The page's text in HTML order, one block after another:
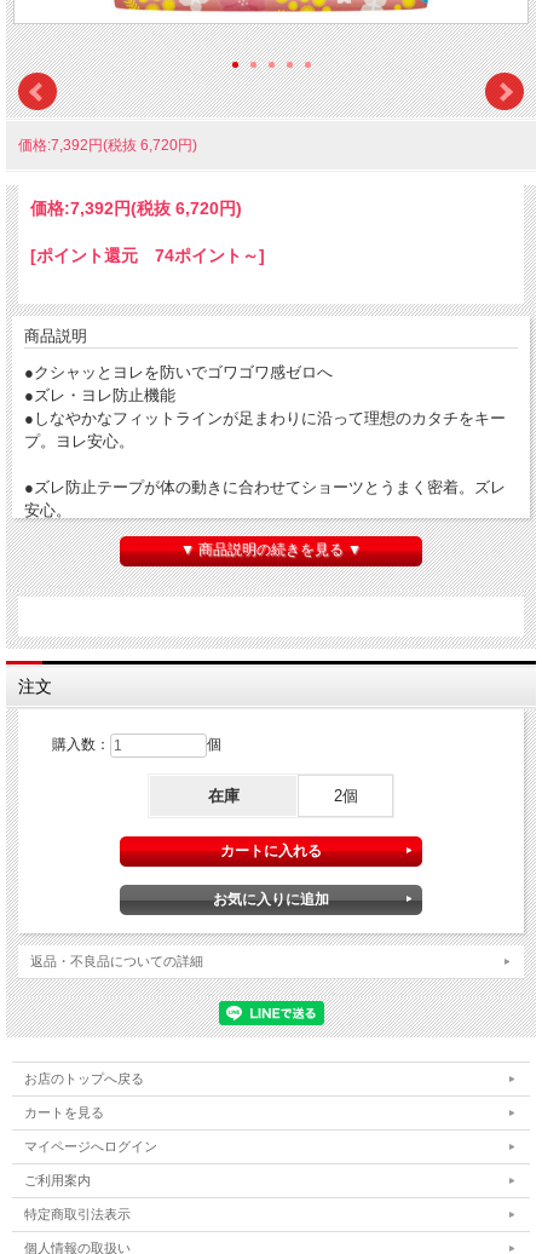
価格:7,392円(税抜 6,720円)
価格:7,392円(税抜 6,720円)
[ポイント還元 74ポイント～]
商品説明
●クシャッとヨレを防いでゴワゴワ感ゼロへ
●ズレ・ヨレ防止機能
●しなやかなフィットラインが足まわりに沿って理想のカタチをキー
プ。ヨレ安心。
●ズレ防止テープが体の動きに合わせてショーツとうまく密着。ズレ
安心。
※当社昼用生理用ナプキン比較
●さらさら肌ざわり
表面に水分を残さず、さらっとした肌ざわり
●消臭機能（緑茶成分配合）
スピード吸収で一気に出た水分も素早く吸収
※当社測定方法による
全面通気性バックシートでムレ軽減
しなやかフィットライン
ます
【長さ】20.5cm
【吸収量】30cc
エリエール ナチュラ さら肌さらり よれスッキリ吸水ナプキン
20.5cm 30cc 24枚
4902011890327
▼ 商品説明の続きを見る ▼
注文
購入数： 個
在庫 2個
返品・不良品についての詳細
お店のトップへ戻る
カートを見る
マイページへログイン
ご利用案内
特定商取引法表示
個人情報の取扱い